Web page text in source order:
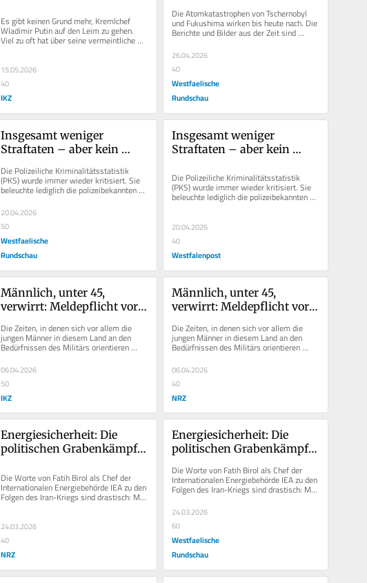
Putins
Es gibt keinen Grund mehr, Kremlchef
Wladimir Putin auf den Leim zu gehen.
Viel zu oft hat über seine vermeintliche
15.05.2026
40
IKZ
unideologisch
Die Atomkatastrophen von Tschernobyl
und Fukushima wirken bis heute nach. Die
Berichte und Bilder aus der Zeit sind
26.04.2026
40
Westfaelische
Rundschau
Insgesamt weniger
Straftaten – aber kein
Die Polizeiliche Kriminalitätsstatistik
(PKS) wurde immer wieder kritisiert. Sie
beleuchte lediglich die polizeibekannten
Fälle, die Dunkelzahl...
20.04.2026
50
Westfaelische
Rundschau
Insgesamt weniger
Straftaten – aber kein
Die Polizeiliche Kriminalitätsstatistik
(PKS) wurde immer wieder kritisiert. Sie
beleuchte lediglich die polizeibekannten
Fälle, die Dunkelzahl...
20.04.2026
40
Westfalenpost
Männlich, unter 45,
verwirrt: Meldepflicht vor
perfekt
Die Zeiten, in denen sich vor allem die
jungen Männer in diesem Land an den
Bedürfnissen des Militärs orientieren
06.04.2026
50
IKZ
Männlich, unter 45,
verwirrt: Meldepflicht vor
perfekt
Die Zeiten, in denen sich vor allem die
jungen Männer in diesem Land an den
Bedürfnissen des Militärs orientieren
06.04.2026
40
NRZ
Energiesicherheit: Die
politischen Grabenkämpfe
Die Worte von Fatih Birol als Chef der
Internationalen Energiebehörde IEA zu den
Folgen des Iran-Kriegs sind drastisch: Man
stehe vor der...
24.03.2026
40
NRZ
Energiesicherheit: Die
politischen Grabenkämpfe
Die Worte von Fatih Birol als Chef der
Internationalen Energiebehörde IEA zu den
Folgen des Iran-Kriegs sind drastisch: Man
stehe vor der...
24.03.2026
60
Westfaelische
Rundschau